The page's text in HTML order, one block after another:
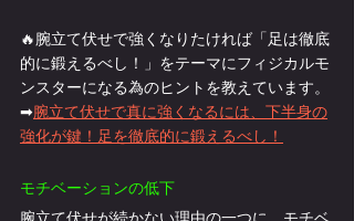
🔥腕立て伏せで強くなりたければ「足は徹底
的に鍛えるべし！」をテーマにフィジカルモ
ンスターになる為のヒントを教えています。
➡腕立て伏せで真に強くなるには、下半身の
強化が鍵！足を徹底的に鍛えるべし！
モチベーションの低下
腕立て伏せが続かない理由の一つに、モチベ